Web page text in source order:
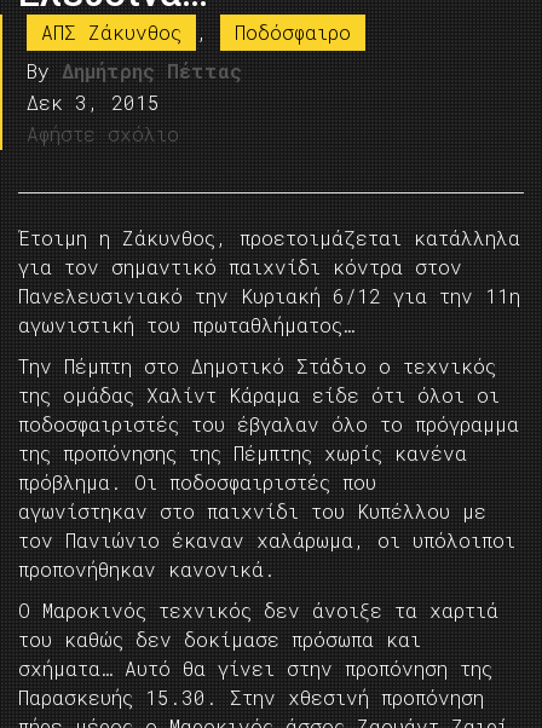
ΑΠΣ Ζάκυνθος ,
Ποδόσφαιρο
By Δημήτρης Πέττας
Δεκ 3, 2015
Αφήστε σχόλιο
Έτοιμη η Ζάκυνθος, προετοιμάζεται κατάλληλα
για τον σημαντικό παιχνίδι κόντρα στον
Πανελευσινιακό την Κυριακή 6/12 για την 11η
αγωνιστική του πρωταθλήματος…
Την Πέμπτη στο Δημοτικό Στάδιο ο τεχνικός
της ομάδας Χαλίντ Κάραμα είδε ότι όλοι οι
ποδοσφαιριστές του έβγαλαν όλο το πρόγραμμα
της προπόνησης της Πέμπτης χωρίς κανένα
πρόβλημα. Οι ποδοσφαιριστές που
αγωνίστηκαν στο παιχνίδι του Κυπέλλου με
τον Πανιώνιο έκαναν χαλάρωμα, οι υπόλοιποι
προπονήθηκαν κανονικά.
Ο Μαροκινός τεχνικός δεν άνοιξε τα χαρτιά
του καθώς δεν δοκίμασε πρόσωπα και
σχήματα… Αυτό θα γίνει στην προπόνηση της
Παρασκευής 15.30. Στην χθεσινή προπόνηση